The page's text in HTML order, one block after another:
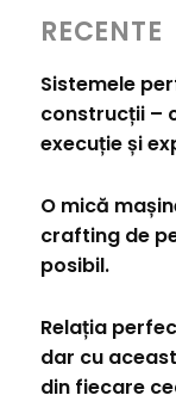
RECENTE
Sistemele
construcții –
execuție și
O mică
crafting de
posibil.
Relația
dar cu
din fiecare